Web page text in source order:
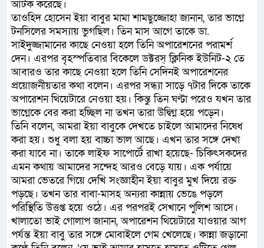
আটক করেছে।
তাওহিদ হোসেন ইয়া বাবুর মামা শামছুজ্জোহা জানান, তার ভাগ্নে
টনসিলের সমস্যায় ভুগছিল। তিন মাস আগে তাকে ডা.
সাইদুজ্জামানের কাছে নেওয়া হলে তিনি অপারেশনের পরামর্শ
দেন। এরপর বৃহস্পতিবার বিকেলে ডক্টরস্ ক্লিনিক ইউনিট-২ তে
আবারও তার কাছে নেওয়া হলে তিনি সেদিনই অপারেশনের
প্রয়োজনীয়তার কথা বলেন। এরপর সন্ধ্যা সাড়ে ৭টার দিকে তাকে
অপারেশন থিয়েটারে নেওয়া হয়। কিন্তু তিন ঘণ্টা পরেও যখন তার
ভাগ্নেকে বের করা হচ্ছিল না তখন তারা উদ্বিগ্ন হয়ে পড়েন।
তিনি বলেন, আমরা ইয়া বাবুকে দেখতে চাইলে আমাদের নিষেধ
করা হয়। শুধু বলা হয় বাচ্চা ভাল আছে। এখন তার সঙ্গে দেখা
করা যাবে না। তাকে লাইফ সাপোর্টে রাখা হয়েছে- চিকিৎসকদের
এমন কথায় আমাদের সন্দেহ আরও বেড়ে যায়। এক পর্যায়ে
আমরা ভেতরে গিয়ে দেখি সংজ্ঞাহীন ইয়া বাবুর মুখ দিয়ে রক্ত
পড়ছে। তখন তার বাবা-মাসহ অন্যরা কান্নায় ভেঙে পড়লে
পরিস্থিতি উত্তপ্ত হয়ে ওঠে। এর পরপরই সেখানে পুলিশ আসে।
খালাতো ভাই গোলাপ জানান, অপারেশন থিয়েটারে যাওয়ার আগ
পর্যন্ত ইয়া বাবু তার সঙ্গে মোবাইলে গেম খেলেছে। কান্না জড়ানো